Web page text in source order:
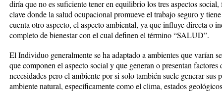
diría que no es suficiente tener en equilibrio los tres aspectos
clave donde la salud ocupacional promueve el trabajo seguro y
cuenta otro aspecto, el aspecto ambiental, ya que influye directa o
completo de bienestar con el cual definen el término “SALUD”.
El Individuo generalmente se ha adaptado a ambientes que varían
que componen el aspecto social y que generan o presentan
necesidades pero el ambiente por si solo también suele generar
ambiente natural, específicamente como el clima, estados